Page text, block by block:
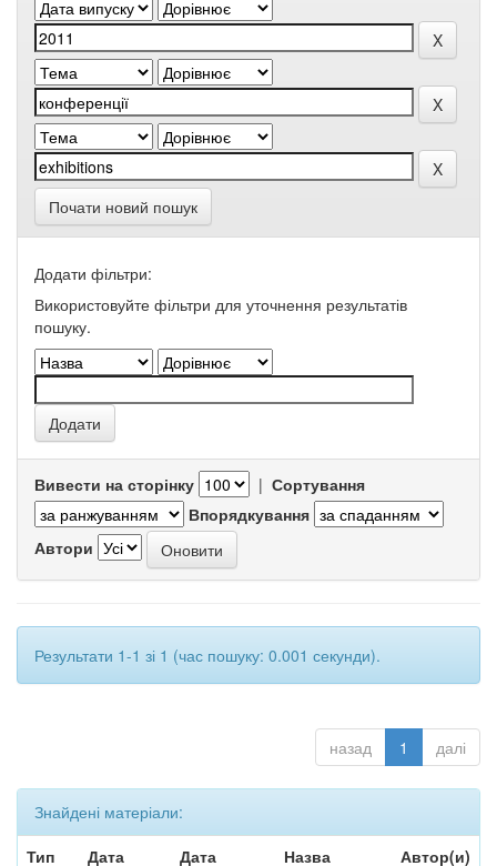
Почати новий пошук
Додати фільтри:
Використовуйте фільтри для уточнення результатів
пошуку.
Вивести на сторінку | Сортування
Впорядкування
Автори
Результати 1-1 зі 1 (час пошуку: 0.001 секунди).
назад 1 далі
Знайдені матеріали:
Тип
Дата
Дата
Назва Автор(и)